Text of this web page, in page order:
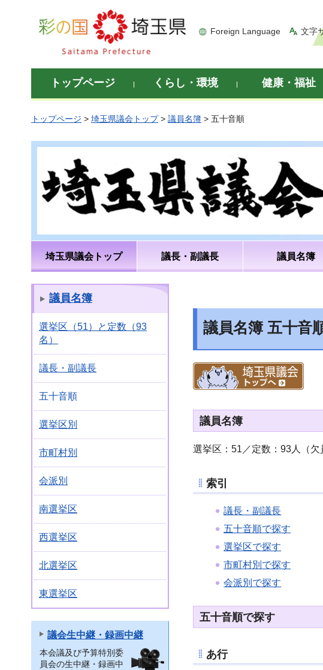
彩の国 埼玉県
Foreign Language 文字
トップページ くらし・環境 健康・福祉
トップページ > 埼玉県議会トップ> 議員名簿 > 五十音順
埼玉県議会トップ 議長・副議長 議員名簿
議員名簿
選挙区（51）と定数（93
名）
議長・副議長
五十音順
選挙区別
市町村別
会派別
南選挙区
西選挙区
北選挙区
東選挙区
議会生中継・録画中継
本会議及び予算特別委
員会の生中継・録画中
議員名簿 五十音
議員名簿
選挙区：51／定数：93人（
索引
議長・副議長
五十音順で探す
選挙区で探す
市町村別で探す
会派別で探す
五十音順で探す
あ行